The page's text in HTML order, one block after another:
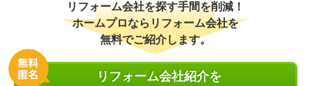
リフォーム会社を探す手間を削減！
ホームプロならリフォーム会社を
無料でご紹介します。
リフォーム会社紹介を